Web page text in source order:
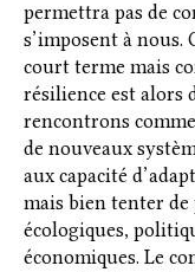
permettra pas de
s’imposent à nous.
court terme mais
résilience est alors
rencontrons
de nouveaux
aux capacité
mais bien tenter de
écologiques,
économiques. Le